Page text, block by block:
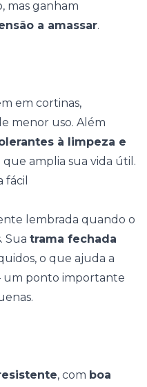
mas ganham
a amassar.
em cortinas,
menor uso. Além
à limpeza e
que amplia sua vida útil.
fácil
lembrada quando o
Sua trama fechada
o que ajuda a
um ponto importante
, com boa